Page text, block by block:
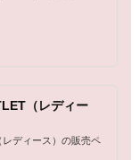
（レディー
ディース）の販売ペ